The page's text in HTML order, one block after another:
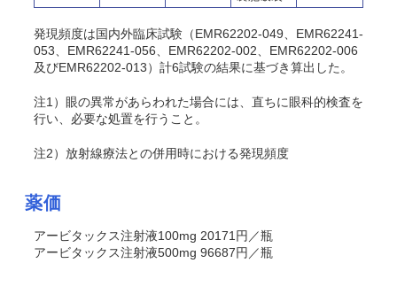
発現頻度は国内外臨床試験（EMR62202-049、EMR62241-
053、EMR62241-056、EMR62202-002、EMR62202-006
及びEMR62202-013）計6試験の結果に基づき算出した。
注1）眼の異常があらわれた場合には、直ちに眼科的検査を
行い、必要な処置を行うこと。
注2）放射線療法との併用時における発現頻度
薬価
アービタックス注射液100mg 20171円／瓶
アービタックス注射液500mg 96687円／瓶